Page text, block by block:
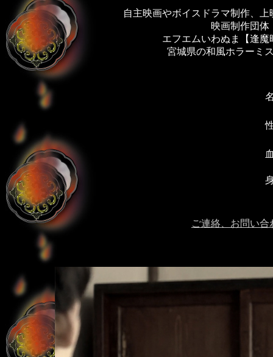
自主映画やボイスドラマ制作、
映画制作団体
エフエムいわぬま【逢
宮城県の和風ホラーミ
ご連絡、お問い